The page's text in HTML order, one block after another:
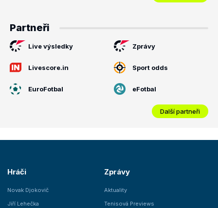
Partneři
Live výsledky Zprávy
Livescore.in Sport odds
EuroFotbal eFotbal
Další partneři
Hráči
Novak Djokovič
Jiří Lehečka
Zprávy
Aktuality
Tenisová Previews